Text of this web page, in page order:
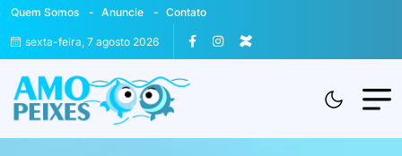
Quem Somos Anuncie Contato
sexta-feira, 7 agosto 2026